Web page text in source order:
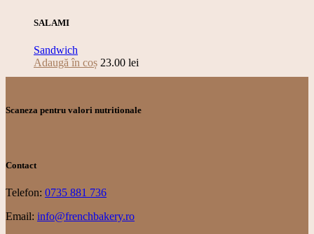
SALAMI
Sandwich
Adaugă în coș 23.00 lei
Scaneza pentru valori nutritionale
Contact
Telefon: 0735 881 736
Email: info@frenchbakery.ro